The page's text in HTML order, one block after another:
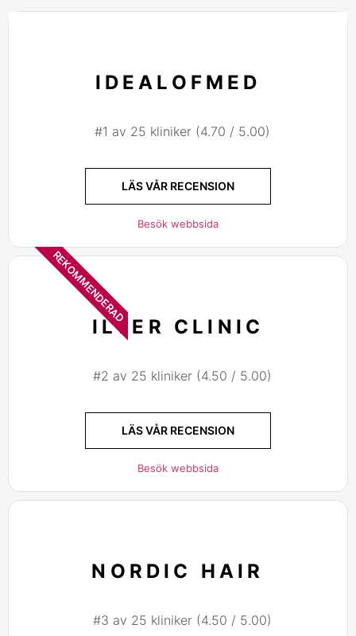
IDEALOFMED
#1 av 25 kliniker (4.70 / 5.00)
LÄS VÅR RECENSION
Besök webbsida
REKOMMENDERAD
ILTER CLINIC
#2 av 25 kliniker (4.50 / 5.00)
LÄS VÅR RECENSION
Besök webbsida
NORDIC HAIR
#3 av 25 kliniker (4.50 / 5.00)